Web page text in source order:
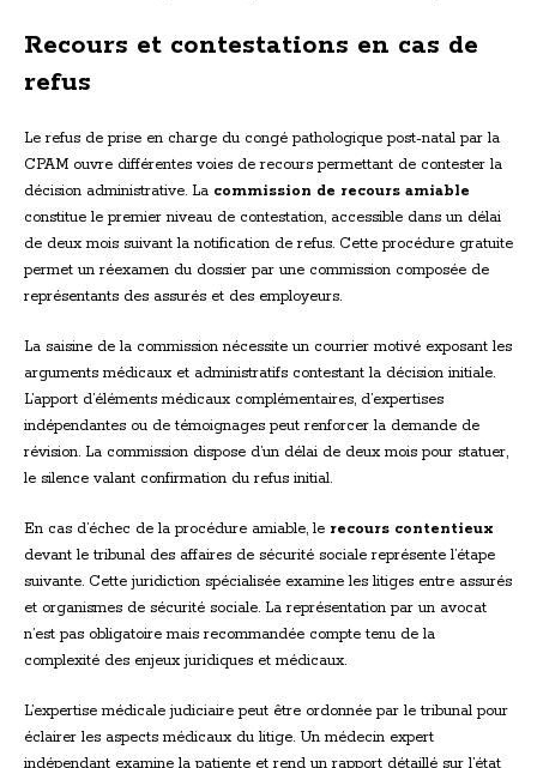
Recours et contestations en cas de
refus
Le refus de prise en charge du congé pathologique post-natal par la
CPAM ouvre différentes voies de recours permettant de contester la
décision administrative. La commission de recours amiable
constitue le premier niveau de contestation, accessible dans un délai
de deux mois suivant la notification de refus. Cette procédure gratuite
permet un réexamen du dossier par une commission composée de
représentants des assurés et des employeurs.
La saisine de la commission nécessite un courrier motivé exposant les
arguments médicaux et administratifs contestant la décision initiale.
L’apport d’éléments médicaux complémentaires, d’expertises
indépendantes ou de témoignages peut renforcer la demande de
révision. La commission dispose d’un délai de deux mois pour statuer,
le silence valant confirmation du refus initial.
En cas d’échec de la procédure amiable, le recours contentieux
devant le tribunal des affaires de sécurité sociale représente l’étape
suivante. Cette juridiction spécialisée examine les litiges entre assurés
et organismes de sécurité sociale. La représentation par un avocat
n’est pas obligatoire mais recommandée compte tenu de la
complexité des enjeux juridiques et médicaux.
L’expertise médicale judiciaire peut être ordonnée par le tribunal pour
éclairer les aspects médicaux du litige. Un médecin expert
indépendant examine la patiente et rend un rapport détaillé sur l’état